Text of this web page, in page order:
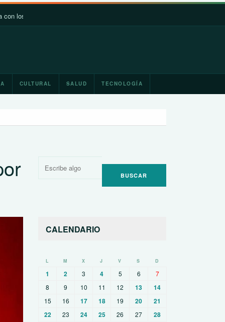
y débiles
CULTURAL SALUD TECNOLOGÍA
Buscar
CALENDARIO
L M X J V S D
1 2 3 4 5 6
7
8
9 10 11 12 13 14
15 16 17 18 19 20
21
22
23 24 25 26 27
28